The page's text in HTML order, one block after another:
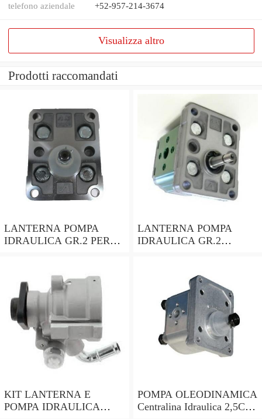
telefono aziendale +52-957-214-3674
Visualizza altro
Prodotti raccomandati
LANTERNA POMPA
IDRAULICA GR.2 PER
LOMBARDINI ACME
LANTERNA POMPA
IDRAULICA GR.2
HONDA ecc
KIT LANTERNA E
POMPA IDRAULICA
POMPA OLEODINAMICA
Centralina Idraulica 2,5CC